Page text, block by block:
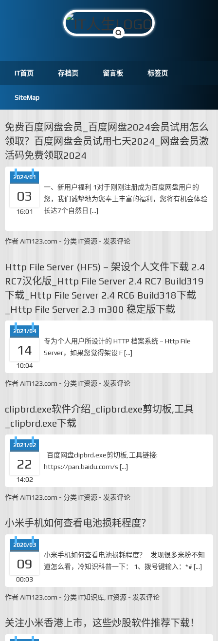
IT首页 存档页 留言板 标签页
SiteMap
免费百度网盘会员_百度网盘2024会员试用怎么
领取？百度网盘会员试用七天2024_网盘会员激
活码免费领取2024
2024/01
03
16:01
一、新用户福利 1对于刚刚注册成为百度网盘用户的
您，我们诚挚地为您奉上丰富的福利，您将有机会体验
长达7个自然日 […]
作者AiTi123.com - 分类 IT资源 - 发表评论
Http File Server (HFS) – 架设个人文件下载 2.4
RC7汉化版_Http File Server 2.4 RC7 Build319
下载_Http File Server 2.4 RC6 Build318下载
_Http File Server 2.3 m300 稳定版下载
2021/04
14
10:04
专为个人用户所设计的 HTTP 档案系统 – Http File
Server，如果您觉得架设 F […]
作者AiTi123.com - 分类 IT资源 - 发表评论
clipbrd.exe软件介绍_clipbrd.exe剪切板,工具
_clipbrd.exe下载
2021/02
22
14:02
百度网盘clipbrd.exe剪切板,工具链接:
https://pan.baidu.com/s […]
作者AiTi123.com - 分类 IT资源 - 发表评论
小米手机如何查看电池损耗程度？
2020/03
09
00:03
小米手机如何查看电池损耗程度？ 发现很多米粉不知
道怎么看，冷知识科普一下： 1、拨号键输入：*# […]
作者AiTi123.com - 分类 IT知识库 IT资源 - 发表评论
关注小米香港上市，这些炒股软件推荐下载！